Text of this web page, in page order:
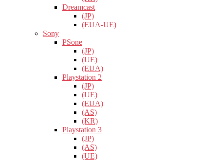
Dreamcast
(JP)
(EUA-UE)
Sony
PSone
(JP)
(UE)
(EUA)
Playstation 2
(JP)
(UE)
(EUA)
(AS)
(KR)
Playstation 3
(JP)
(AS)
(UE)